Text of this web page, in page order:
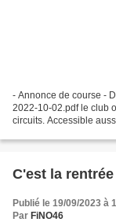
- Annonce de course -
2022-10-02.pdf le club
circuits. Accessible
C'est la
Publié le 19/09/2023 à
Par FiNO46